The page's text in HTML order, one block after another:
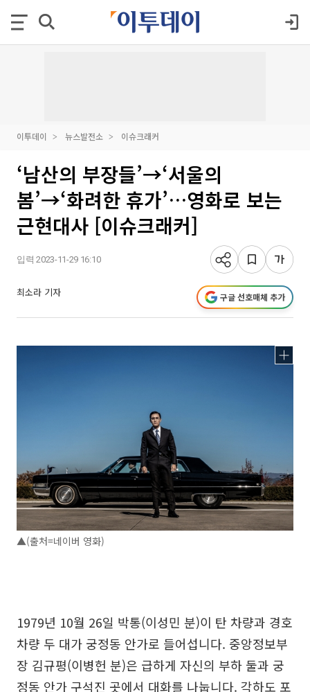
이투데이 뉴스발전소 이슈크래커
‘남산의 부장들’→‘서울의
봄’→‘화려한 휴가’…영화로 보는
근현대사 [이슈크래커]
입력 2023-11-29 16:10
최소라 기자 구글 선호매체 추가
▲(출처=네이버 영화)
1979년 10월 26일 박통(이성민 분)이 탄 차량과 경호
차량 두 대가 궁정동 안가로 들어섭니다. 중앙정보부
장 김규평(이병헌 분)은 급하게 자신의 부하 둘과 궁
정동 안가 구석진 곳에서 대화를 나눕니다. 각하도 포